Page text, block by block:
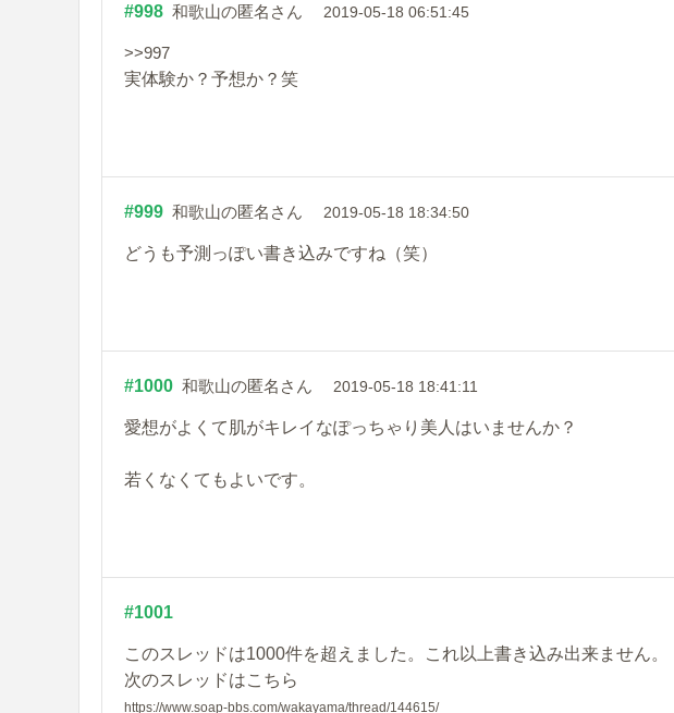
#998 和歌山の匿名さん 2019-05-18 06:51:45
>>997
実体験か？予想か？笑
#999 和歌山の匿名さん 2019-05-18 18:34:50
どうも予測っぽい書き込みですね（笑）
#1000 和歌山の匿名さん 2019-05-18 18:41:11
愛想がよくて肌がキレイなぽっちゃり美人はいませんか？
若くなくてもよいです。
#1001
このスレッドは1000件を超えました。これ以上書き込み出来ません。
次のスレッドはこちら
https://www.soap-bbs.com/wakayama/thread/144615/